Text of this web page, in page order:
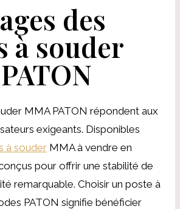
des
à souder
MMA PATON répondent aux
exigeants. Disponibles
à souder MMA à vendre en
pour offrir une stabilité de
remarquable. Choisir un poste à
PATON signifie bénéficier